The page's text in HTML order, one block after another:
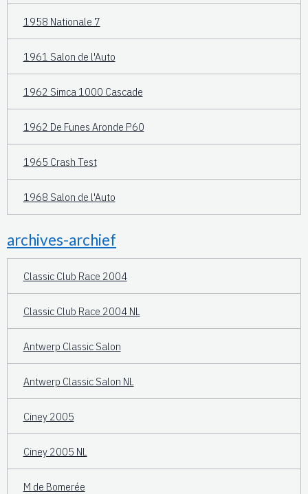
1958 Nationale 7
1961 Salon de l'Auto
1962 Simca 1000 Cascade
1962 De Funes Aronde P60
1965 Crash Test
1968 Salon de l'Auto
archives-archief
Classic Club Race 2004
Classic Club Race 2004 NL
Antwerp Classic Salon
Antwerp Classic Salon NL
Ciney 2005
Ciney 2005 NL
M de Bomerée